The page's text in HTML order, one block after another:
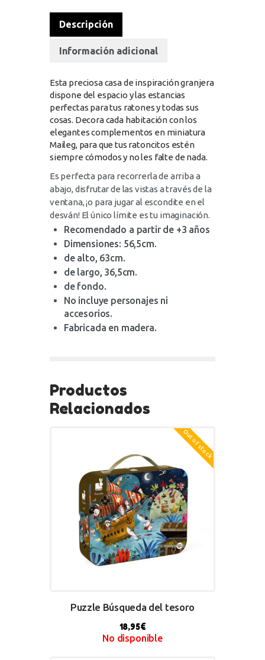
Descripción
Información adicional
Esta preciosa casa de inspiración granjera
dispone del espacio y las estancias
perfectas para tus ratones y todas sus
cosas. Decora cada habitación con los
elegantes complementos en miniatura
Maileg, para que tus ratoncitos estén
siempre cómodos y no les falte de nada.
Es perfecta para recorrerla de arriba a
abajo, disfrutar de las vistas a través de la
ventana, ¡o para jugar al escondite en el
desván! El único límite es tu imaginación.
Recomendado a partir de +3 años
Dimensiones: 56,5cm.
de alto, 63cm.
de largo, 36,5cm.
de fondo.
No incluye personajes ni
accesorios.
Fabricada en madera.
Productos
Relacionados
Out of stock
Puzzle Búsqueda del tesoro
18,95€
No disponible